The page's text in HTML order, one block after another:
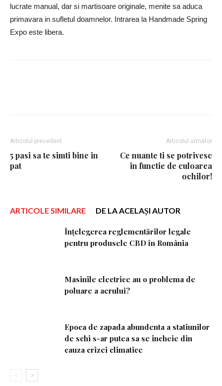
lucrate manual, dar si martisoare originale, menite sa aduca
primavara in sufletul doamnelor. Intrarea la Handmade Spring
Expo este libera.
Articolul precedent
5 pasi sa te simti bine in
pat
Articolul următor
Ce nuante ti se potrivesc
in functie de culoarea
ochilor!
ARTICOLE SIMILARE DE LA ACELAȘI AUTOR
Înțelegerea reglementărilor legale
pentru produsele CBD în România
Masinile electrice au o problema de
poluare a aerului?
Epoca de zapada abundenta a statiunilor
de schi s-ar putea sa se incheie din
cauza crizei climatice